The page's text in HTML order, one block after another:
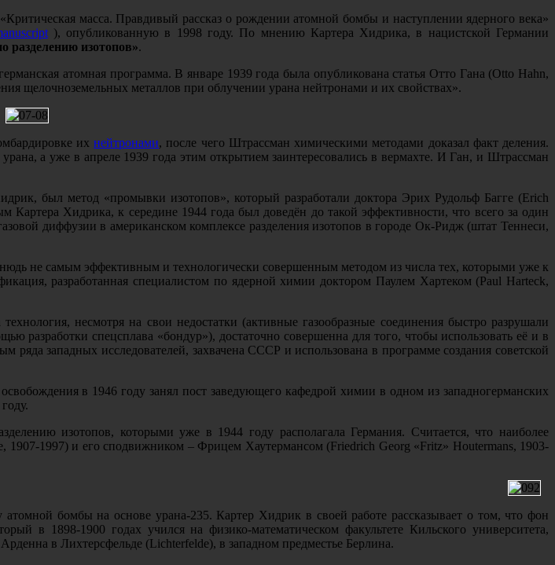
масса. Правдивый рассказ о рождении атомной бомбы и наступлении ядерного века»
), опубликованную в 1998 году. По мнению Картера Хидрика, в нацистской Германии
разделению изотопов».
атомная программа. В январе 1939 года была опубликована статья Отто Гана (Otto Hahn,
щелочноземельных металлов при облучении урана нейтронами и их свойствах».
ихнейтронами, после чего Штрассман химическими методами доказал факт деления.
а уже в апреле 1939 года этим открытием заинтересовались в вермахте. И Ган, и Штрассман
был метод «промывки изотопов», который разработали доктора Эрих Рудольф Багге (Erich
Картера Хидрика, к середине 1944 года был доведён до такой эффективности, что всего за один
диффузии в американском комплексе разделения изотопов в городе Ок-Ридж (штат Теннеси,
не самым эффективным и технологически совершенным методом из числа тех, которыми уже к
разработанная специалистом по ядерной химии доктором Паулем Хартеком (Paul Harteck,
несмотря на свои недостатки (активные газообразные соединения быстро разрушали
разработки спецсплава «бондур»), достаточно совершенна для того, чтобы использовать её и в
западных исследователей, захвачена СССР и использована в программе создания советской
в 1946 году занял пост заведующего кафедрой химии в одном из западногерманских
изотопов, которыми уже в 1944 году располагала Германия. Считается, что наиболее
1997) и его сподвижником – Фрицем Хаутермансом (Friedrich Georg «Fritz» Houtermans, 1903-
бомбы на основе урана-235. Картер Хидрик в своей работе рассказывает о том, что фон
в 1898-1900 годах учился на физико-математическом факультете Кильского университета,
в Лихтерсфельде (Lichterfelde), в западном предместье Берлина.